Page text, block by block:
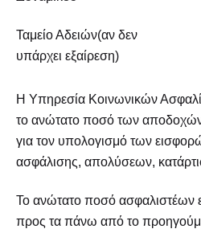
Ταμείο Αδειών(αν δεν
υπάρχει εξαίρεση)
Η Υπηρεσία Κοινωνικών
το ανώτατο ποσό των
για τον υπολογισμό των
ασφάλισης, απολύσεων,
Το ανώτατο ποσό ασφαλιστέων
προς τα πάνω από το